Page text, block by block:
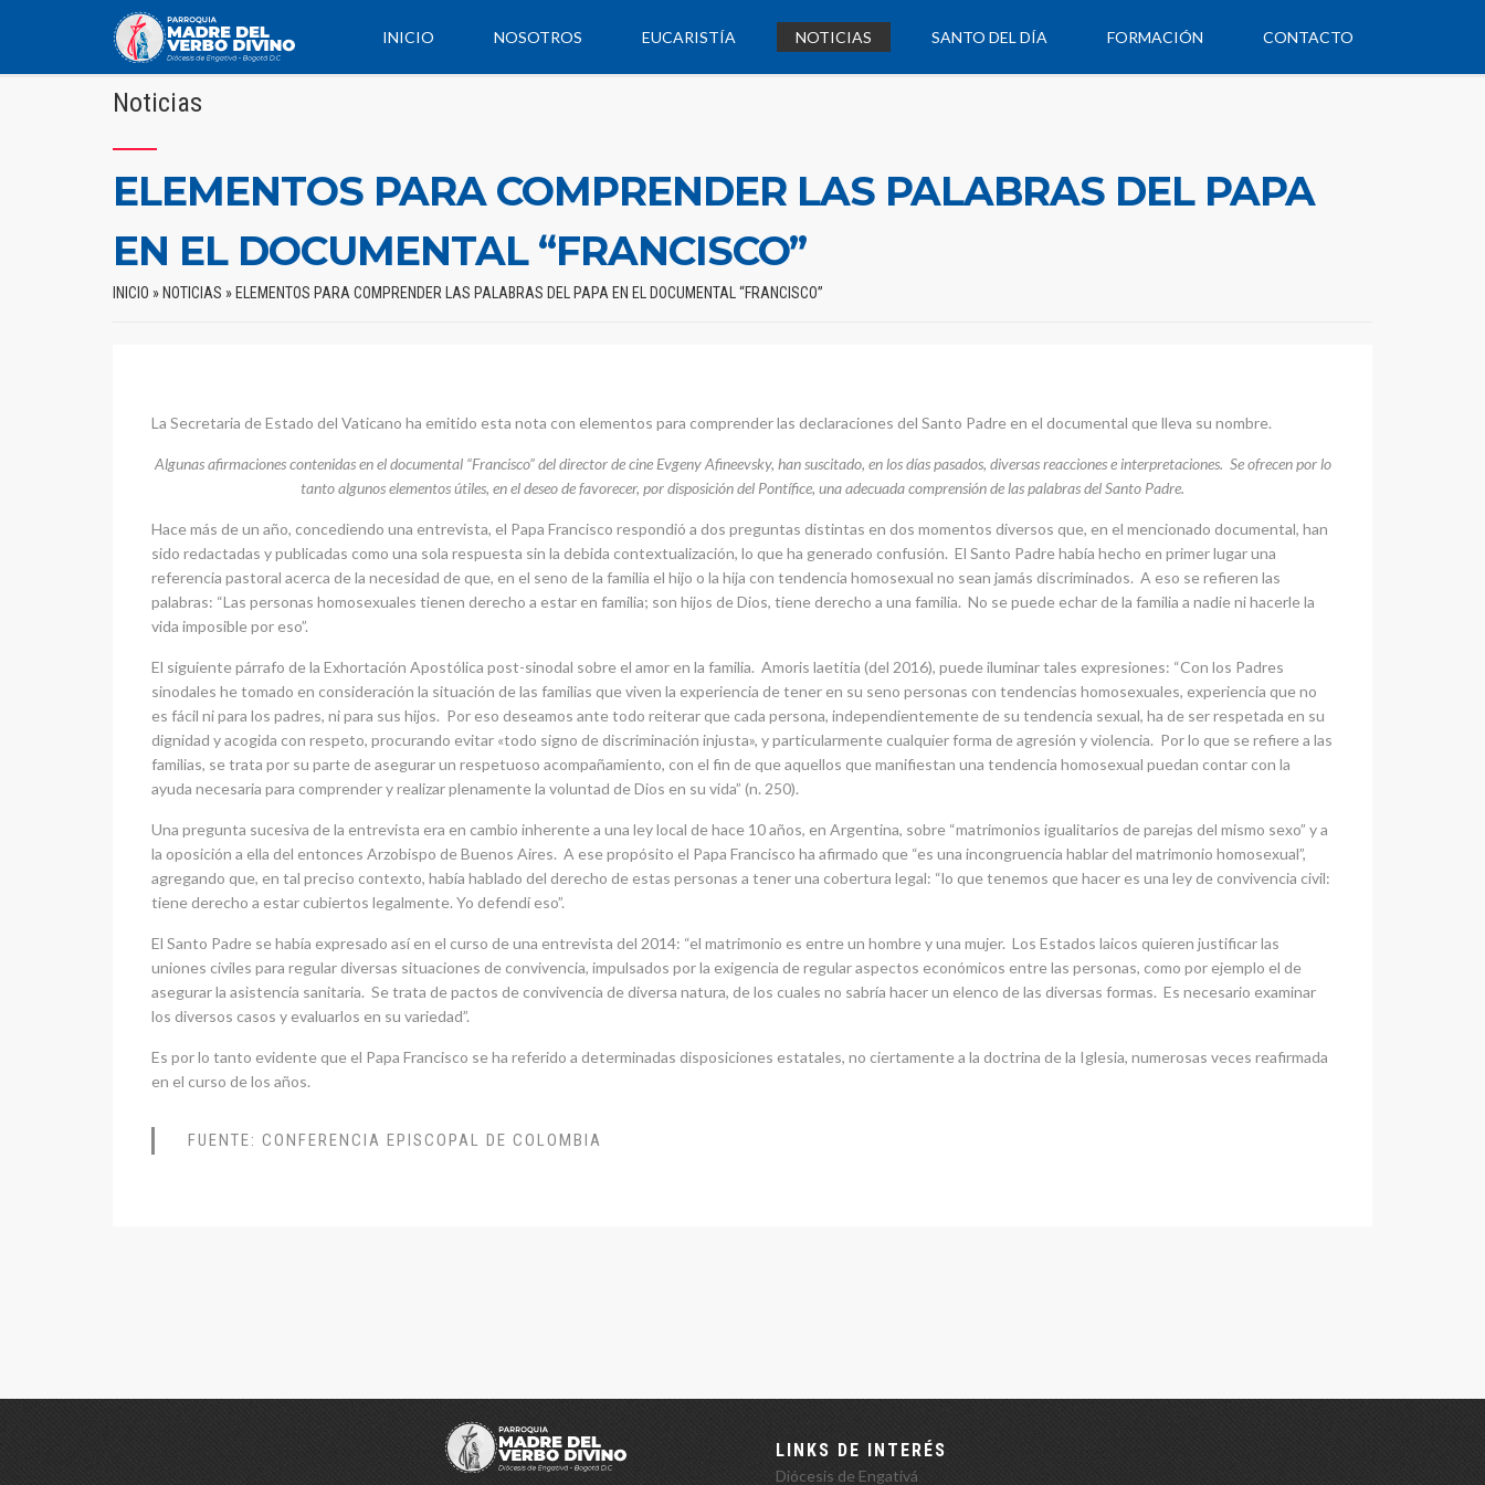
INICIO NOSOTROS EUCARISTÍA NOTICIAS SANTO DEL DÍA FORMACIÓN CONTACTO
Noticias
ELEMENTOS PARA COMPRENDER LAS PALABRAS DEL PAPA
EN EL DOCUMENTAL “FRANCISCO”
INICIO » NOTICIAS » ELEMENTOS PARA COMPRENDER LAS PALABRAS DEL PAPA EN EL DOCUMENTAL “FRANCISCO”
La Secretaria de Estado del Vaticano ha emitido esta nota con elementos para comprender las declaraciones del Santo Padre en el documental que lleva su nombre.
Algunas afirmaciones contenidas en el documental “Francisco” del director de cine Evgeny Afineevsky, han suscitado, en los días pasados, diversas reacciones e interpretaciones. Se ofrecen por lo
tanto algunos elementos útiles, en el deseo de favorecer, por disposición del Pontífice, una adecuada comprensión de las palabras del Santo Padre.
Hace más de un año, concediendo una entrevista, el Papa Francisco respondió a dos preguntas distintas en dos momentos diversos que, en el mencionado documental, han
sido redactadas y publicadas como una sola respuesta sin la debida contextualización, lo que ha generado confusión. El Santo Padre había hecho en primer lugar una
referencia pastoral acerca de la necesidad de que, en el seno de la familia el hijo o la hija con tendencia homosexual no sean jamás discriminados. A eso se refieren las
palabras: “Las personas homosexuales tienen derecho a estar en familia; son hijos de Dios, tiene derecho a una familia. No se puede echar de la familia a nadie ni hacerle la
vida imposible por eso”.
El siguiente párrafo de la Exhortación Apostólica post-sinodal sobre el amor en la familia. Amoris laetitia (del 2016), puede iluminar tales expresiones: “Con los Padres
sinodales he tomado en consideración la situación de las familias que viven la experiencia de tener en su seno personas con tendencias homosexuales, experiencia que no
es fácil ni para los padres, ni para sus hijos. Por eso deseamos ante todo reiterar que cada persona, independientemente de su tendencia sexual, ha de ser respetada en su
dignidad y acogida con respeto, procurando evitar «todo signo de discriminación injusta», y particularmente cualquier forma de agresión y violencia. Por lo que se refiere a las
familias, se trata por su parte de asegurar un respetuoso acompañamiento, con el fin de que aquellos que manifiestan una tendencia homosexual puedan contar con la
ayuda necesaria para comprender y realizar plenamente la voluntad de Dios en su vida” (n. 250).
Una pregunta sucesiva de la entrevista era en cambio inherente a una ley local de hace 10 años, en Argentina, sobre “matrimonios igualitarios de parejas del mismo sexo” y a
la oposición a ella del entonces Arzobispo de Buenos Aires. A ese propósito el Papa Francisco ha afirmado que “es una incongruencia hablar del matrimonio homosexual”,
agregando que, en tal preciso contexto, había hablado del derecho de estas personas a tener una cobertura legal: “lo que tenemos que hacer es una ley de convivencia civil:
tiene derecho a estar cubiertos legalmente. Yo defendí eso”.
El Santo Padre se había expresado así en el curso de una entrevista del 2014: “el matrimonio es entre un hombre y una mujer. Los Estados laicos quieren justificar las
uniones civiles para regular diversas situaciones de convivencia, impulsados por la exigencia de regular aspectos económicos entre las personas, como por ejemplo el de
asegurar la asistencia sanitaria. Se trata de pactos de convivencia de diversa natura, de los cuales no sabría hacer un elenco de las diversas formas. Es necesario examinar
los diversos casos y evaluarlos en su variedad”.
Es por lo tanto evidente que el Papa Francisco se ha referido a determinadas disposiciones estatales, no ciertamente a la doctrina de la Iglesia, numerosas veces reafirmada
en el curso de los años.
FUENTE: CONFERENCIA EPISCOPAL DE COLOMBIA
LINKS DE INTERÉS
Diócesis de Engativá